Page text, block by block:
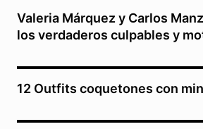
Valeria Márquez y Carlos
los verdaderos culpables y
12 Outfits coquetones con